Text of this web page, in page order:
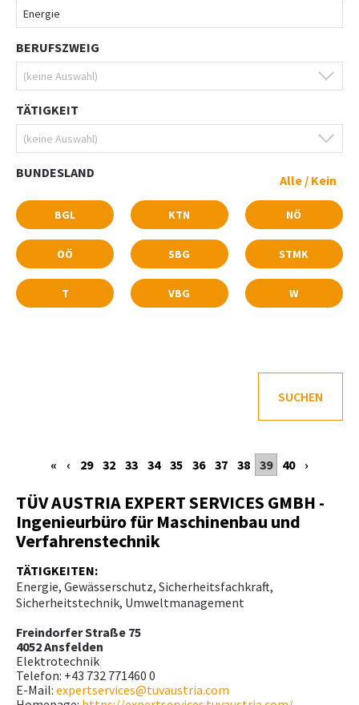
BERUFSZWEIG
TÄTIGKEIT
BUNDESLAND
BGL KTN NÖ
OÖ SBG STMK
T VBG W
Alle / Kein
SUCHEN
« ‹ 29 32 33 34 35 36 37 38 39 40 ›
TÜV AUSTRIA EXPERT SERVICES GMBH -
Ingenieurbüro für Maschinenbau und
Verfahrenstechnik
TÄTIGKEITEN:
Energie, Gewässerschutz, Sicherheitsfachkraft,
Sicherheitstechnik, Umweltmanagement
Freindorfer Straße 75
4052 Ansfelden
Elektrotechnik
Telefon: +43 732 771460 0
E-Mail: expertservices@tuvaustria.com